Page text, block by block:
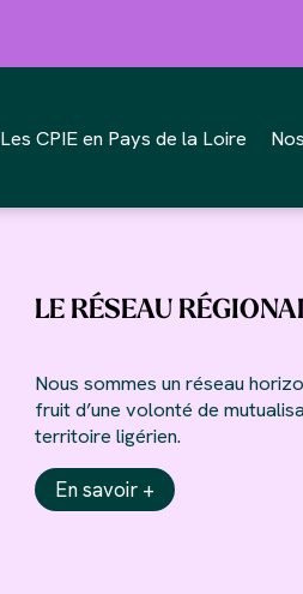
Les CPIE en Pays de la Loire
LE RÉSEAU
Nous sommes un réseau
fruit d’une volonté de
territoire ligérien.
En savoir +